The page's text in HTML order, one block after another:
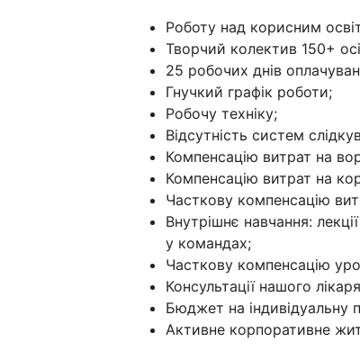
Роботу над корисним
Творчий колектив 150+
25 робочих днів
Гнучкий графік роботи;
Робочу техніку;
Відсутність систем
Компенсацію витрат на
Компенсацію витрат на
Часткову компенсацію
Внутрішнє навчання:
у командах;
Часткову компенсацію
Консультації нашого
Бюджет на індивідуальну
Активне корпоративне